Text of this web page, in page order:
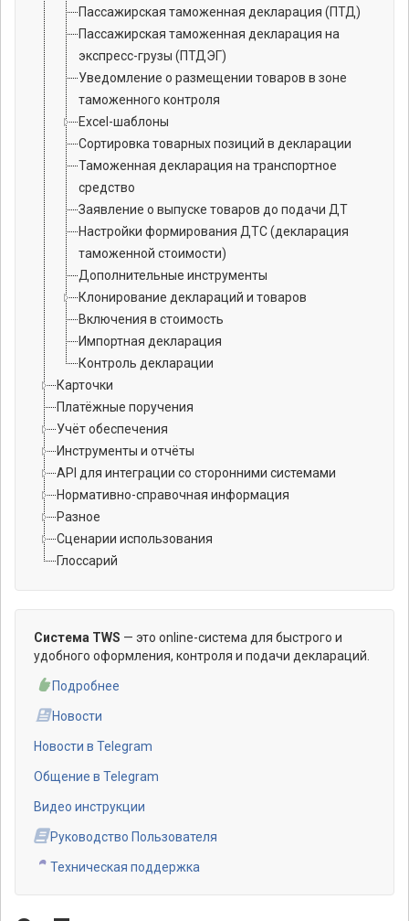
Пассажирская таможенная декларация (ПТД)
Пассажирская таможенная декларация на
экспресс-грузы (ПТДЭГ)
Уведомление о размещении товаров в зоне
таможенного контроля
Excel-шаблоны
Сортировка товарных позиций в декларации
Таможенная декларация на транспортное
средство
Заявление о выпуске товаров до подачи ДТ
Настройки формирования ДТС (декларация
таможенной стоимости)
Дополнительные инструменты
Клонирование деклараций и товаров
Включения в стоимость
Импортная декларация
Контроль декларации
Карточки
Платёжные поручения
Учёт обеспечения
Инструменты и отчёты
API для интеграции со сторонними системами
Нормативно-справочная информация
Разное
Сценарии использования
Глоссарий
Система TWS — это online-система для быстрого и
удобного оформления, контроля и подачи деклараций.
Подробнее
Новости
Новости в Telegram
Общение в Telegram
Видео инструкции
Руководство Пользователя
Техническая поддержка